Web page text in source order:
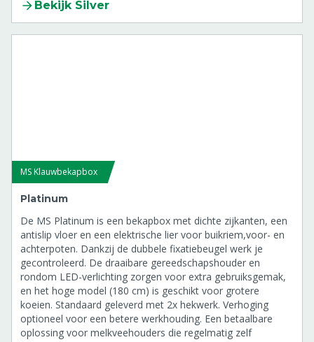
(Hydro)
8804772
Condensator 50 uF tbv motor buikband
8804775
Klauwbekapbox
8808021
Snelsluiting buikband tbv Klauwbekapbox
8808025
Bekijk Silver
MS Klauwbekapbox
Platinum
De MS Platinum is een bekapbox met dichte zijkanten, een
antislip vloer en een elektrische lier voor buikriem,voor- en
achterpoten. Dankzij de dubbele fixatiebeugel werk je
gecontroleerd. De draaibare gereedschapshouder en
rondom LED-verlichting zorgen voor extra gebruiksgemak,
en het hoge model (180 cm) is geschikt voor grotere
koeien. Standaard geleverd met 2x hekwerk. Verhoging
optioneel voor een betere werkhouding. Een betaalbare
oplossing voor melkveehouders die regelmatig zelf